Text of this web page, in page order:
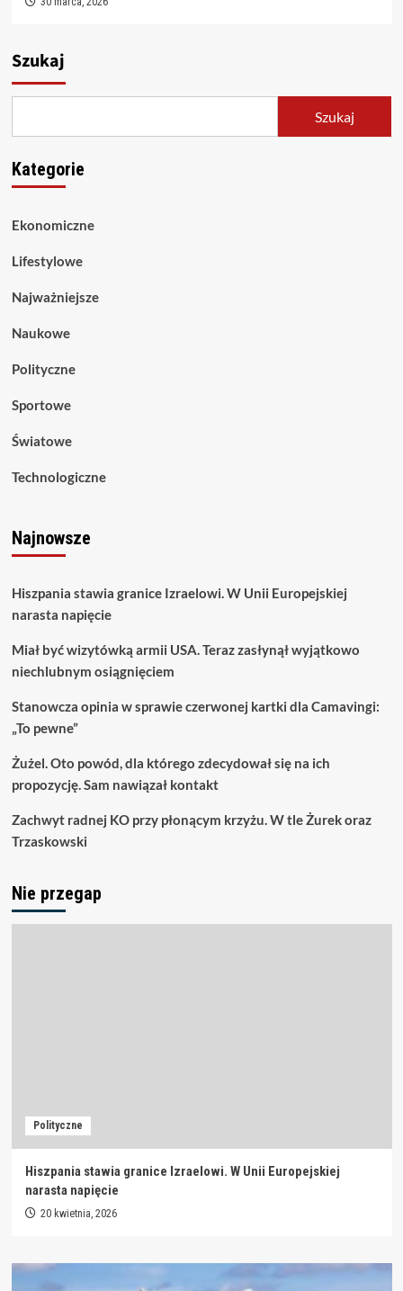
Szukaj
Szukaj
Kategorie
Ekonomiczne
Lifestylowe
Najważniejsze
Naukowe
Polityczne
Sportowe
Światowe
Technologiczne
Najnowsze
Hiszpania stawia granice Izraelowi. W Unii Europejskiej
narasta napięcie
Miał być wizytówką armii USA. Teraz zasłynął wyjątkowo
niechlubnym osiągnięciem
Stanowcza opinia w sprawie czerwonej kartki dla Camavingi:
„To pewne”
Żużel. Oto powód, dla którego zdecydował się na ich
propozycję. Sam nawiązał kontakt
Zachwyt radnej KO przy płonącym krzyżu. W tle Żurek oraz
Trzaskowski
Nie przegap
Polityczne
Hiszpania stawia granice Izraelowi. W Unii Europejskiej
narasta napięcie
20 kwietnia, 2026